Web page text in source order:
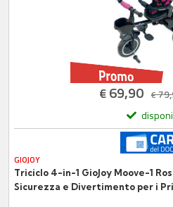
€69,90 €
GIOJOY
Triciclo 4-in-1 GioJoy Moove-1
Sicurezza e Divertimento per i